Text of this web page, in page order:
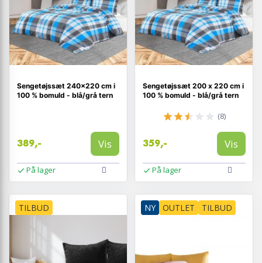
Sengetøjssæt 240×220 cm i
100 % bomuld - blå/grå tern
389,- Vis
På lager
Sengetøjssæt 200 x 220 cm i
100 % bomuld - blå/grå tern
(8)
359,- Vis
På lager
TILBUD NY OUTLET TILBUD